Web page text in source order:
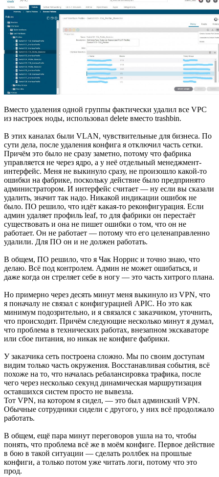
Вместо удаления одной группы фактически удалил все VPC
из настроек ноды, использовал delete вместо trashbin.
В этих каналах были VLAN, чувствительные для бизнеса. По
сути дела, после удаления конфига я отключил часть сетки.
Причём это было не сразу заметно, потому что фабрика
управляется не через ядро, а у неё отдельный менеджмент-
интерфейс. Меня не выкинуло сразу, не произошло какой-то
ошибки на фабрике, поскольку действие было предпринято
администратором. И интерфейс считает — ну если вы сказали
удалить, значит так надо. Никакой индикации ошибок не
было. ПО решило, что идёт какая-то реконфигурация. Если
админ удаляет профиль leaf, то для фабрики он перестаёт
существовать и она не пишет ошибки о том, что он не
работает. Он не работает — потому что его целенаправленно
удалили. Для ПО он и не должен работать.
В общем, ПО решило, что я Чак Норрис и точно знаю, что
делаю. Всё под контролем. Админ не может ошибаться, и
даже когда он стреляет себе в ногу — это часть хитрого плана.
Но примерно через десять минут меня выкинуло из VPN, что
я поначалу не связал с конфигурацией APIC. Но это как
минимум подозрительно, и я связался с заказчиком, уточнить,
что происходит. Причём следующие несколько минут я думал,
что проблема в технических работах, внезапном экскаваторе
или сбое питания, но никак не конфиге фабрики.
У заказчика сеть построена сложно. Мы по своим доступам
видим только часть окружения. Восстанавливая события, всё
похоже на то, что началась ребалансировка трафика, после
чего через несколько секунд динамическая маршрутизация
оставшихся систем просто не вывезла.
Тот VPN, на котором я сидел, — это был админский VPN.
Обычные сотрудники сидели с другого, у них всё продолжало
работать.
В общем, ещё пара минут переговоров ушла на то, чтобы
понять, что проблема всё же в моём конфиге. Первое действие
в бою в такой ситуации — сделать роллбек на прошлые
конфиги, а только потом уже читать логи, потому что это
прод.